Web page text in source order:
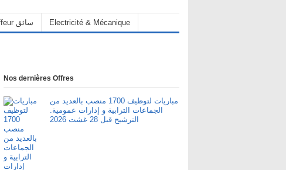
Chauffeur سائق Electricité & Mécanique
Nos dernières Offres
مباريات لتوظيف 1700 منصب بالعديد من
الجماعات الترابية و إدارات عمومية.
الترشيح قبل 28 غشت 2026